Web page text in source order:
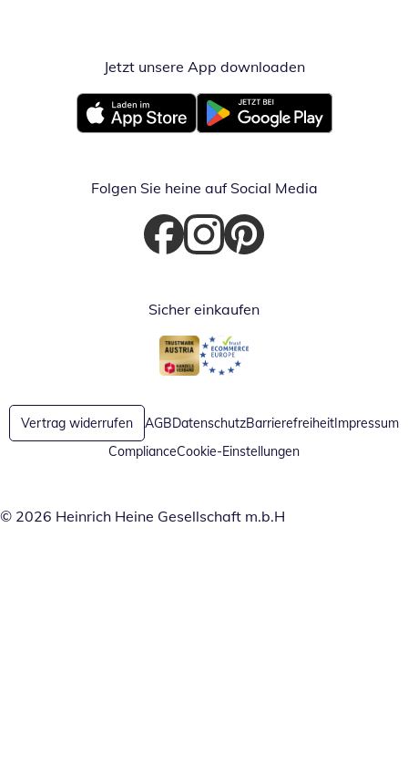
Jetzt unsere App downloadenÖffnet in
Öffnet in neuem FensterÖffnet in neuem Fenster
Folgen Sie heine auf Social Media
Öffnet in neuem Fenster
Öffnet in neuem Fenster
Öffnet in neuem Fenster
Sicher einkaufen
Öffnet in neuem Fenster
Öffnet in neuem Fenster
Vertrag widerrufen AGBDatenschutzBarrierefreiheitImpressum
ComplianceCookie-Einstellungen
© 2026 Heinrich Heine Gesellschaft m.b.H